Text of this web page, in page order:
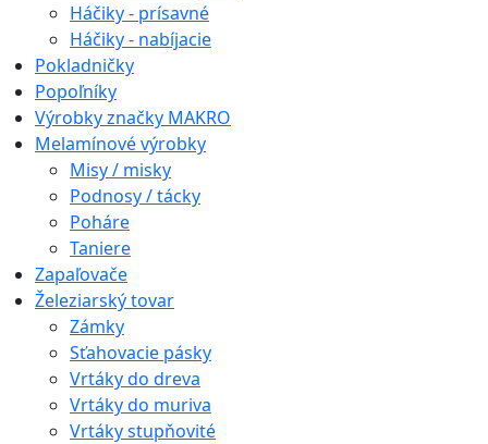
Háčiky - prísavné
Háčiky - nabíjacie
Pokladničky
Popoľníky
Výrobky značky MAKRO
Melamínové výrobky
Misy / misky
Podnosy / tácky
Poháre
Taniere
Zapaľovače
Železiarský tovar
Zámky
Sťahovacie pásky
Vrtáky do dreva
Vrtáky do muriva
Vrtáky stupňovité